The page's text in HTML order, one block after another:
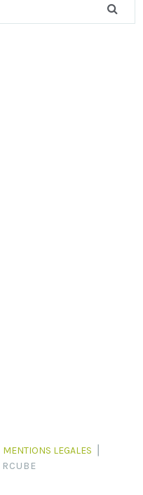
MENTIONS LEGALES